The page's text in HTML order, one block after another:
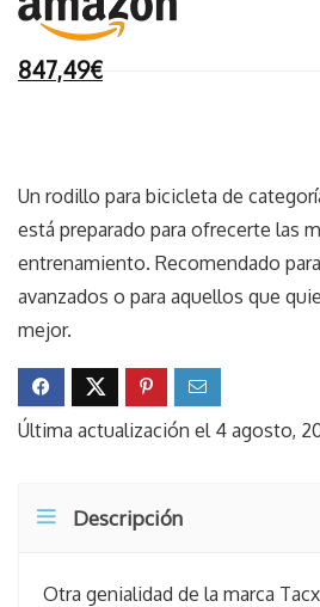
847,49€
Un rodillo para bicicleta de
está preparado para ofrecerte las
entrenamiento. Recomendado
avanzados o para aquellos que
mejor.
Última actualización el 4 agosto,
Descripción
Otra genialidad de la marca